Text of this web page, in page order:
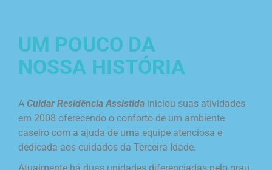
UM POUCO DA
NOSSA HISTÓRIA
A Cuidar Residência Assistida iniciou suas atividades
em 2008 oferecendo o conforto de um ambiente
caseiro com a ajuda de uma equipe atenciosa e
dedicada aos cuidados da Terceira Idade.